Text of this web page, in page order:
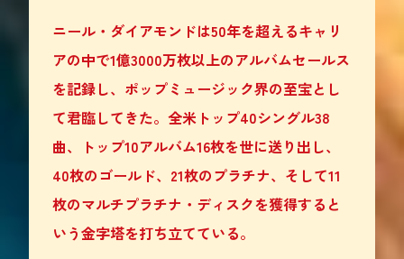
ニール・ダイアモンドは50年を超えるキャリ
アの中で1億3000万枚以上のアルバムセールス
を記録し、ポップミュージック界の至宝とし
て君臨してきた。全米トップ40シングル38
曲、トップ10アルバム16枚を世に送り出し、
40枚のゴールド、21枚のプラチナ、そして11
枚のマルチプラチナ・ディスクを獲得すると
いう金字塔を打ち立てている。